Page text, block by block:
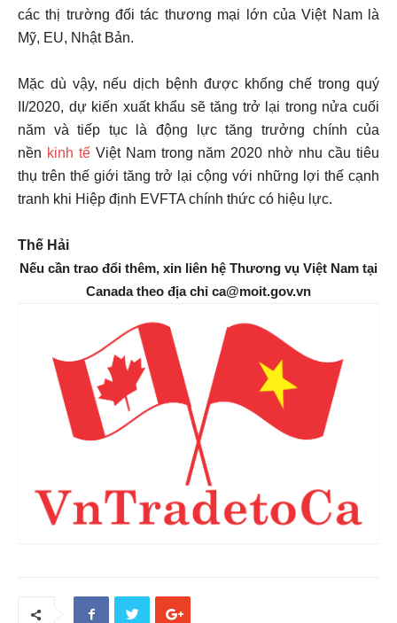
các thị trường đối tác thương mại lớn của Việt Nam là
Mỹ, EU, Nhật Bản.
Mặc dù vậy, nếu dịch bệnh được khống chế trong quý
II/2020, dự kiến xuất khẩu sẽ tăng trở lại trong nửa cuối
năm và tiếp tục là động lực tăng trưởng chính của
nền kinh tếViệt Nam trong năm 2020 nhờ nhu cầu tiêu
thụ trên thế giới tăng trở lại cộng với những lợi thế cạnh
tranh khi Hiệp định EVFTA chính thức có hiệu lực.
Thế Hải
Nếu cần trao đổi thêm, xin liên hệ Thương vụ Việt Nam tại
Canada theo địa chỉ ca@moit.gov.vn